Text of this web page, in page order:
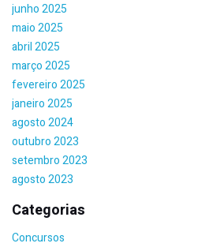
junho 2025
maio 2025
abril 2025
março 2025
fevereiro 2025
janeiro 2025
agosto 2024
outubro 2023
setembro 2023
agosto 2023
Categorias
Concursos